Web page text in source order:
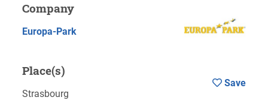
Company
Europa-Park
Place(s)
Strasbourg
Save